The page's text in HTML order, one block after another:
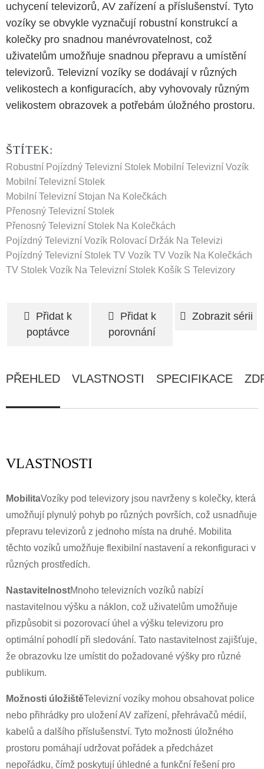
uchycení televizorů, AV zařízení a příslušenství. Tyto
vozíky se obvykle vyznačují robustní konstrukcí a
kolečky pro snadnou manévrovatelnost, což
uživatelům umožňuje snadnou přepravu a umístění
televizorů. Televizní vozíky se dodávají v různých
velikostech a konfiguracích, aby vyhovovaly různým
velikostem obrazovek a potřebám úložného prostoru.
ŠTÍTEK:
Robustní Pojízdný Televizní Stolek Mobilní Televizní Vozík
Mobilní Televizní Stolek
Mobilní Televizní Stojan Na Kolečkách
Přenosný Televizní Stolek
Přenosný Televizní Stolek Na Kolečkách
Pojízdný Televizní Vozík Rolovací Držák Na Televizi
Pojízdný Televizní Stolek TV Vozík TV Vozík Na Kolečkách
TV Stolek Vozík Na Televizní Stolek Košík S Televizory
Přidat k
poptávce
Přidat k
porovnání
Zobrazit sérii
PŘEHLED VLASTNOSTI SPECIFIKACE
VLASTNOSTI
MobilitaVozíky pod televizory jsou navrženy s kolečky, která
umožňují plynulý pohyb po různých površích, což usnadňuje
přepravu televizorů z jednoho místa na druhé. Mobilita
těchto vozíků umožňuje flexibilní nastavení a rekonfiguraci v
různých prostředích.
NastavitelnostMnoho televizních vozíků nabízí
nastavitelnou výšku a náklon, což uživatelům umožňuje
přizpůsobit si pozorovací úhel a výšku televizoru pro
optimální pohodlí při sledování. Tato nastavitelnost zajišťuje,
že obrazovku lze umístit do požadované výšky pro různé
publikum.
Možnosti úložištěTelevizní vozíky mohou obsahovat police
nebo přihrádky pro uložení AV zařízení, přehrávačů médií,
kabelů a dalšího příslušenství. Tyto možnosti úložného
prostoru pomáhají udržovat pořádek a předcházet
nepořádku, čímž poskytují úhledné a funkční řešení pro